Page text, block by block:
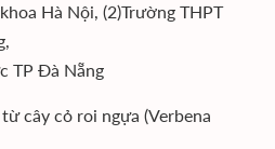
Hà Nội, (2)Trường THPT
TP Đà Nẵng
cây cỏ roi ngựa (Verbena